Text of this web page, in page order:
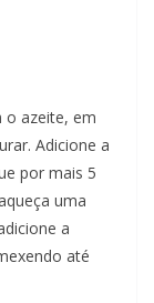
o azeite, em
Adicione a
por mais 5
uma
a
até